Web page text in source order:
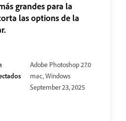
grandes para la
las options de la
Adobe Photoshop 27.0
mac, Windows
September 23, 2025